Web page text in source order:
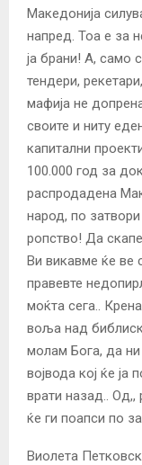
Македонија
напред. Тоа е за
ја брани! А, само
тендери,
мафија не
своите и ниту
капитални
100.000 год за
распродадена
народ, по
ропство! Да
Ви викавме ќе ве
правевте
моќта сега..
воља над
молам Бога, да ни
војвода кој ќе
врати назад.. Од,,
ќе ги поапси по
Виолета